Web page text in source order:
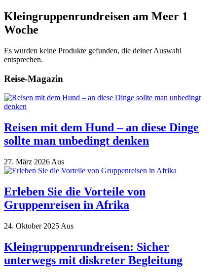
Kleingruppenrundreisen am Meer 1
Woche
Es wurden keine Produkte gefunden, die deiner Auswahl
entsprechen.
Reise-Magazin
Reisen mit dem Hund – an diese Dinge
sollte man unbedingt denken
27. März 2026 Aus
Erleben Sie die Vorteile von
Gruppenreisen in Afrika
24. Oktober 2025 Aus
Kleingruppenrundreisen: Sicher
unterwegs mit diskreter Begleitung